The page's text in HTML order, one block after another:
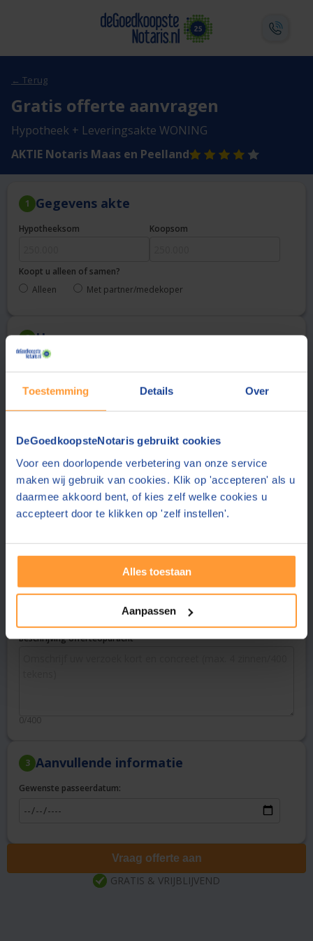
Toestemming Details Over
DeGoedkoopsteNotaris gebruikt cookies
Voor een doorlopende verbetering van onze service
maken wij gebruik van cookies. Klik op 'accepteren' als u
daarmee akkoord bent, of kies zelf welke cookies u
accepteert door te klikken op 'zelf instellen'.
Alles toestaan
Aanpassen
← Terug
Gratis offerte aanvragen
Hypotheek + Leveringsakte WONING
AKTIE Notaris Maas en Peelland
1 Gegevens akte
Hypotheeksom Koopsom
Koopt u alleen of samen?
Alleen
Met partner/medekoper
2 Uw gegevens
Aanhef
De notaris stuurt de offerte aan dit e-mailadres
Telefoonnummer
Uw telefoonnummer delen wij alleen met de notaris
Plaats
Beschrijving offerteopdracht
0/400
3 Aanvullende informatie
Gewenste passeerdatum:
Vraag offerte aan
GRATIS & VRIJBLIJVEND